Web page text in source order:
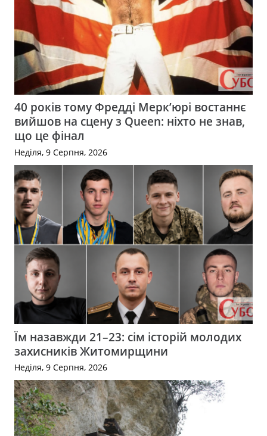
40 років тому Фредді Мерк’юрі востаннє
вийшов на сцену з Queen: ніхто не знав,
що це фінал
Неділя, 9 Серпня, 2026
Їм назавжди 21–23: сім історій молодих
захисників Житомирщини
Неділя, 9 Серпня, 2026